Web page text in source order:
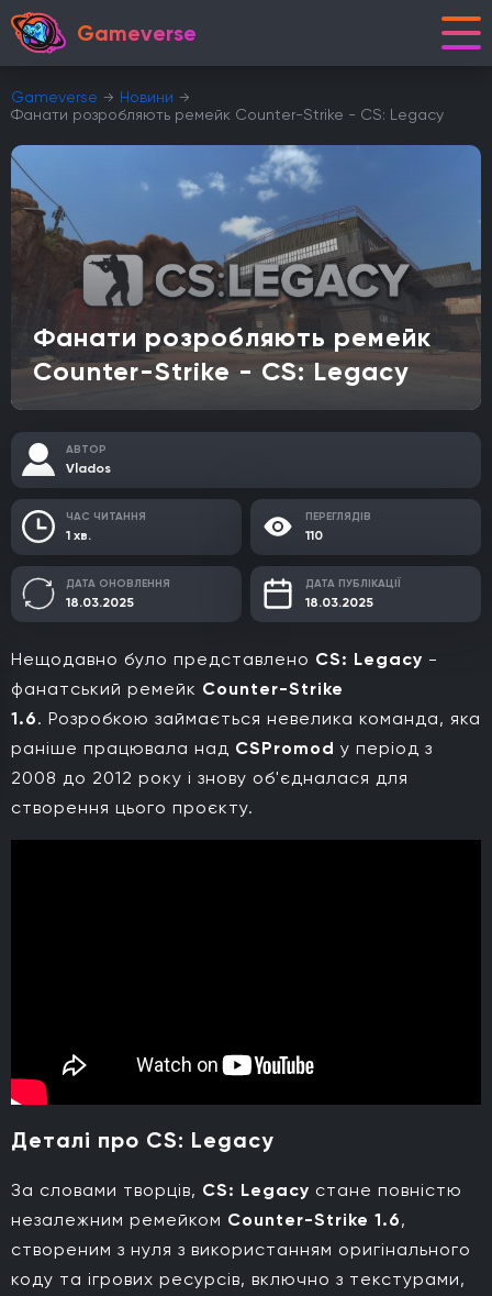
Gameverse
Gameverse
Новини
Фанати розробляють ремейк Counter-Strike - CS: Legacy
Фанати розробляють ремейк
Counter-Strike - CS: Legacy
АВТОР
Vlados
ЧАС ЧИТАННЯ
1 хв.
ПЕРЕГЛЯДІВ
110
ДАТА ОНОВЛЕННЯ
18.03.2025
ДАТА ПУБЛІКАЦІЇ
18.03.2025
Нещодавно було представлено CS: Legacy -
фанатський ремейк Counter-Strike
1.6. Розробкою займається невелика команда, яка
раніше працювала над CSPromod у період з
2008 до 2012 року і знову об'єдналася для
створення цього проєкту.
Деталі про CS: Legacy
За словами творців, CS: Legacy стане повністю
незалежним ремейком Counter-Strike 1.6,
створеним з нуля з використанням оригінального
коду та ігрових ресурсів, включно з текстурами,